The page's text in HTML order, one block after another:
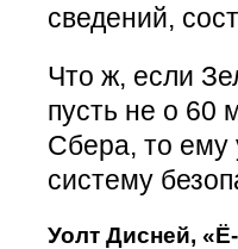
сведений,
Что ж, если
пусть не о 60
Сбера, то ему
систему
Уолт Дисней,